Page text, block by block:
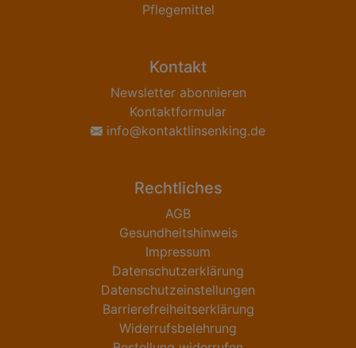
Pflegemittel
Kontakt
Newsletter abonnieren
Kontaktformular
info@kontaktlinsenking.de
Rechtliches
AGB
Gesundheitshinweis
Impressum
Datenschutzerklärung
Datenschutzeinstellungen
Barrierefreiheitserklärung
Widerrufsbelehrung